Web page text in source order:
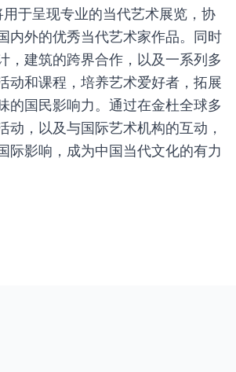
于呈现专业的当代艺术展览，协
内外的优秀当代艺术家作品。同时
，建筑的跨界合作，以及一系列多
动和课程，培养艺术爱好者，拓展
的国民影响力。通过在金杜全球多
动，以及与国际艺术机构的互动，
际影响，成为中国当代文化的有力